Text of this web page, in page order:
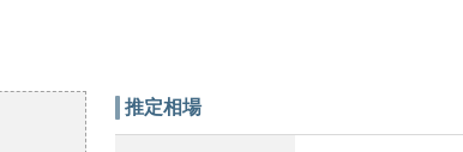
推定相場